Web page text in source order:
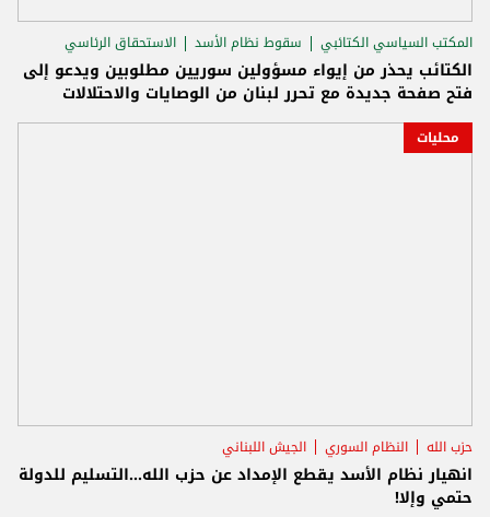
المكتب السياسي الكتائبي سقوط نظام الأسد الاستحقاق الرئاسي
الكتائب يحذر من إيواء مسؤولين سوريين مطلوبين ويدعو إلى
فتح صفحة جديدة مع تحرر لبنان من الوصايات والاحتلالات
محليات
حزب الله النظام السوري الجيش اللبناني
انهيار نظام الأسد يقطع الإمداد عن حزب الله...التسليم للدولة
حتمي وإلا!